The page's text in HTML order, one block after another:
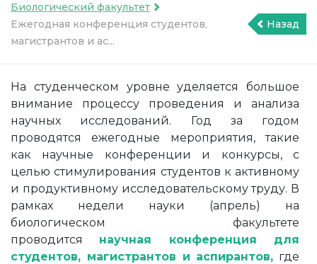
Биологический факультет
Ежегодная конференция студентов,
магистрантов и ас...
Назад
На студенческом уровне уделяется большое
внимание процессу проведения и анализа
научных исследований. Год за годом
проводятся ежегодные мероприятия, такие
как научные конференции и конкурсы, с
целью стимулирования студентов к активному
и продуктивному исследовательскому труду. В
рамках недели науки (апрель) на
биологическом факультете
проводится научная конференция для
студентов, магистрантов и аспирантов, где